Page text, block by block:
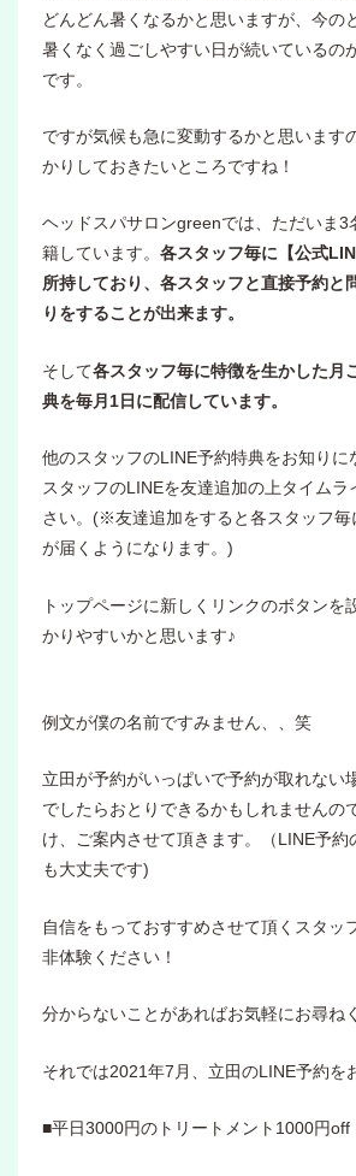
どんどん暑くなるかと思いますが、今の
暑くなく過ごしやすい日が続いているの
です。
ですが気候も急に変動するかと思います
かりしておきたいところですね！
ヘッドスパサロンgreenでは、ただいま3
籍しています。 各スタッフ毎に【公式
所持しており、各スタッフと直接予約と
りをすることが出来ます。
そして各スタッフ毎に特徴を生かした月
典を毎月1日に配信しています。
他のスタッフのLINE予約特典をお知りに
スタッフのLINEを友達追加の上タイムラ
さい。(※友達追加をすると各スタッフ毎
が届くようになります。)
トップページに新しくリンクのボタンを
かりやすいかと思います♪
例文が僕の名前ですみません、、笑
立田が予約がいっぱいで予約が取れない
でしたらおとりできるかもしれませんの
け、ご案内させて頂きます。（LINE予約
も大丈夫です)
自信をもっておすすめさせて頂くスタッ
非体験ください！
分からないことがあればお気軽にお尋ね
それでは2021年7月、立田のLINE予約を
■平日3000円のトリートメント1000円off